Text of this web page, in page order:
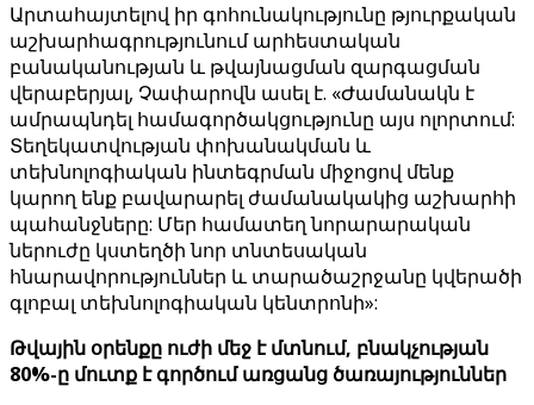
Արտահայտելով իր գոհունակությունը թյուրքական
աշխարհագրությունում արհեստական ​​
բանականության և թվայնացման զարգացման
վերաբերյալ, Չափարովն ասել է. «Ժամանակն է
ամրապնդել համագործակցությունը այս ոլորտում:
Տեղեկատվության փոխանակման և
տեխնոլոգիական ինտեգրման միջոցով մենք
կարող ենք բավարարել ժամանակակից աշխարհի
պահանջները: Մեր համատեղ նորարարական
ներուժը կստեղծի նոր տնտեսական
հնարավորություններ և տարածաշրջանը կվերածի
գլոբալ տեխնոլոգիական կենտրոնի»:
Թվային օրենքը ուժի մեջ է մտնում, բնակչության
80%-ը մուտք է գործում առցանց ծառայություններ